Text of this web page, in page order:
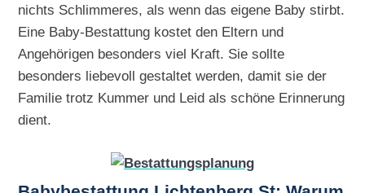
nichts Schlimmeres, als wenn das eigene Baby stirbt.
Eine Baby-Bestattung kostet den Eltern und
Angehörigen besonders viel Kraft. Sie sollte
besonders liebevoll gestaltet werden, damit sie der
Familie trotz Kummer und Leid als schöne Erinnerung
dient.